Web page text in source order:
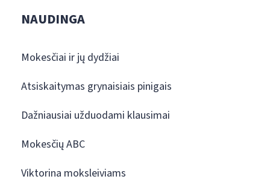
NAUDINGA
Mokesčiai ir jų dydžiai
Atsiskaitymas grynaisiais pinigais
Dažniausiai užduodami klausimai
Mokesčių ABC
Viktorina moksleiviams